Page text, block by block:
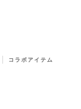
コラボアイテム